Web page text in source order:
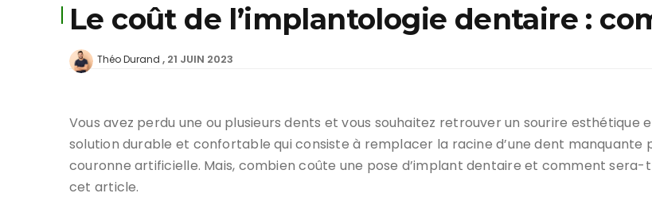
Le coût de l’implantologie dentaire :
Théo Durand 21 JUIN 2023
Vous avez perdu une ou plusieurs dents et vous souhaitez retrouver un sourire esthétique
solution durable et confortable qui consiste à remplacer la racine d’une dent manquante
couronne artificielle. Mais, combien coûte une pose d’implant dentaire et comment
cet article.